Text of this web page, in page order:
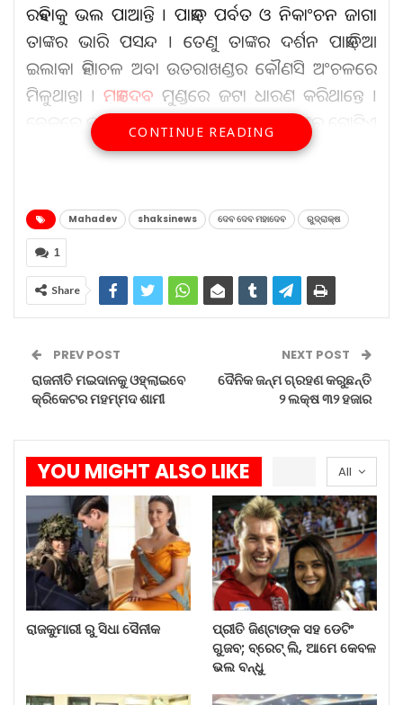
ରହିବାକୁ ଭଲ ପାଆନ୍ତି । ପାହାଡ଼ ପର୍ବତ ଓ ନିକାଂଚନ ଜାଗା
ତାଙ୍କର ଭାରି ପସନ୍ଦ । ତେଣୁ ତାଙ୍କର ଦର୍ଶନ ପାହାଡ଼ିଆ
ଇଲାକା ହିମାଚଳ ଅବା ଉତରାଖଣ୍ଡର କୌଣସି ଅଂଚଳରେ
ମିଳୁଥାନ୍ତା ।ମହାଦେବ ମୁଣ୍ଡରେ ଜଟା ଧାରଣ କରିଥାନ୍ତେ ।
ବେକରେ ରୁଦ୍ରାକ୍ଷ ମାଳଟିଏ ପକାଇଥାନ୍ତେ । ତାଙ୍କର ଗୋଟିଏ
ଛୋଟିଆ ଆଶ୍ରମଟିଏ ଥାନ୍ତା । ଦୀନଦୁଃଖୀଙ୍କ କଥାକୁ ସେ
ପରାମର୍ଶ ଦେଇଥାନ୍ତେ ।
CONTINUE READING
Mahadev shaksinews ଦେବ ଦେବ ମହାଦେବ ରୁଦ୍ରାକ୍ଷ
1
Share
PREV POST
ରାଜନୀତି ମଇଦାନକୁ ଓହ୍ଲାଇବେ
କ୍ରିକେଟର ମହମ୍ମଦ ଶାମୀ
NEXT POST
ଦୈନିକ ଜନ୍ମ ଗ୍ରହଣ କରୁଛନ୍ତି
୨ ଲକ୍ଷ ୩୨ ହଜାର
All
YOU MIGHT ALSO LIKE
ରାଜକୁମାରୀ ରୁ ସିଧା ସୈନୀକ
ପ୍ରୀତି ଜିଣ୍ଟାଙ୍କ ସହ ଡେଟିଂ
ଗୁଜବ; ବ୍ରେଟ୍ ଲି, ଆମେ କେବଳ
ଭଲ ବନ୍ଧୁ